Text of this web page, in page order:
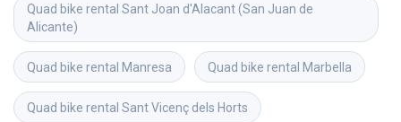
Quad bike rental Sant Joan d'Alacant (San Juan de
Alicante)
Quad bike rental Manresa Quad bike rental Marbella
Quad bike rental Sant Vicenç dels Horts